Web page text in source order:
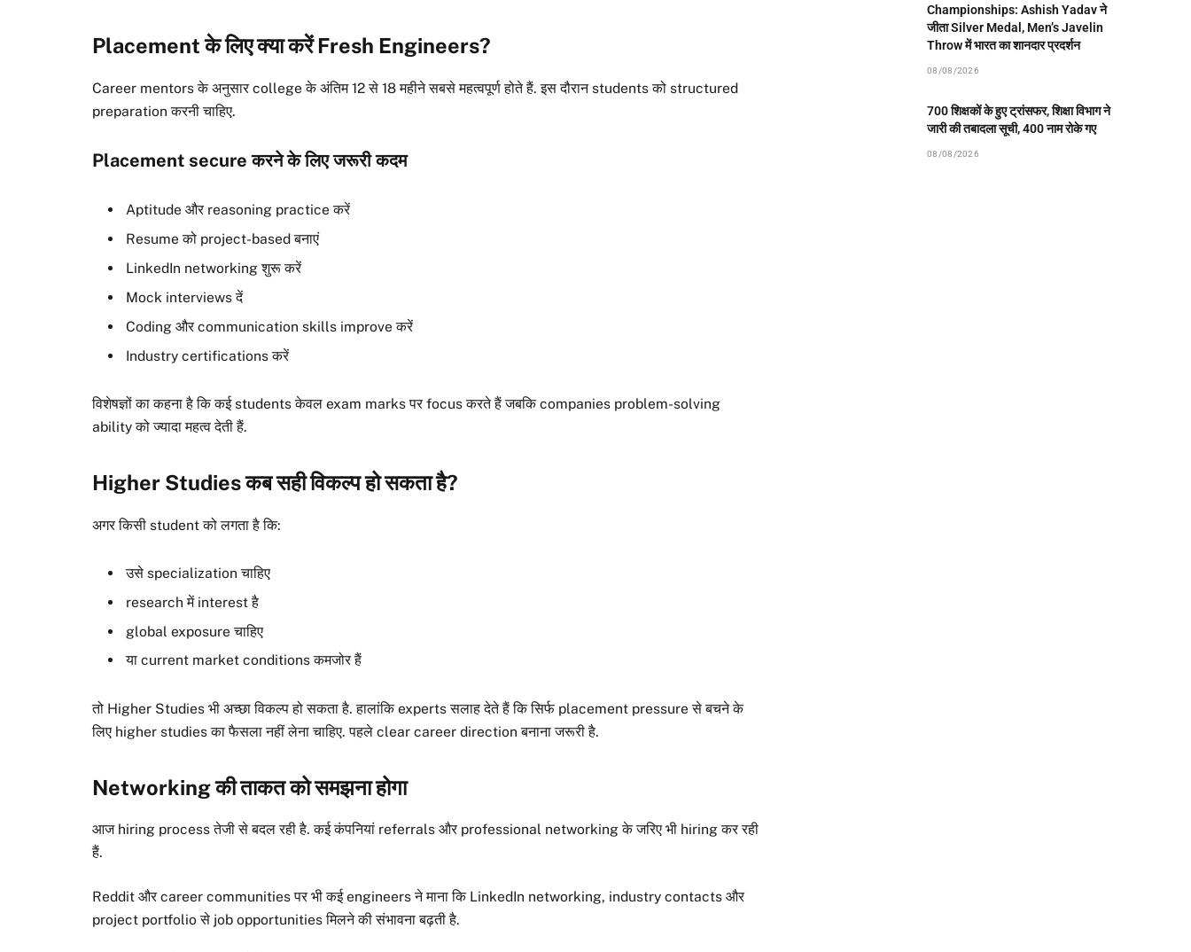
Placement के लिए क्या करें Fresh Engineers?
Career mentors के अनुसार college के अंतिम 12 से 18 महीने सबसे महत्वपूर्ण होते हैं. इस दौरान students को structured
preparation करनी चाहिए.
Placement secure करने के लिए जरूरी कदम
Aptitude और reasoning practice करें
Resume को project-based बनाएं
LinkedIn networking शुरू करें
Mock interviews दें
Coding और communication skills improve करें
Industry certifications करें
विशेषज्ञों का कहना है कि कई students केवल exam marks पर focus करते हैं जबकि companies problem-solving
ability को ज्यादा महत्व देती हैं.
Higher Studies कब सही विकल्प हो सकता है?
अगर किसी student को लगता है कि:
उसे specialization चाहिए
research में interest है
global exposure चाहिए
या current market conditions कमजोर हैं
तो Higher Studies भी अच्छा विकल्प हो सकता है. हालांकि experts सलाह देते हैं कि सिर्फ placement pressure से बचने के
लिए higher studies का फैसला नहीं लेना चाहिए. पहले clear career direction बनाना जरूरी है.
Networking की ताकत को समझना होगा
आज hiring process तेजी से बदल रही है. कई कंपनियां referrals और professional networking के जरिए भी hiring कर रही
हैं.
Reddit और career communities पर भी कई engineers ने माना कि LinkedIn networking, industry contacts और
project portfolio से job opportunities मिलने की संभावना बढ़ती है.
Championships: Ashish Yadav ने
जीता Silver Medal, Men’s Javelin
Throw में भारत का शानदार प्रदर्शन
08/08/2026
700 शिक्षकों के हुए ट्रांसफर, शिक्षा विभाग ने
जारी की तबादला सूची, 400 नाम रोके गए
08/08/2026